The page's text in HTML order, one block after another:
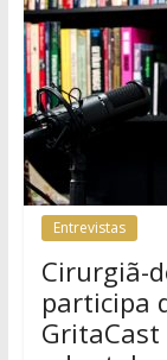
Entrevistas
Cirurgiã-
participa